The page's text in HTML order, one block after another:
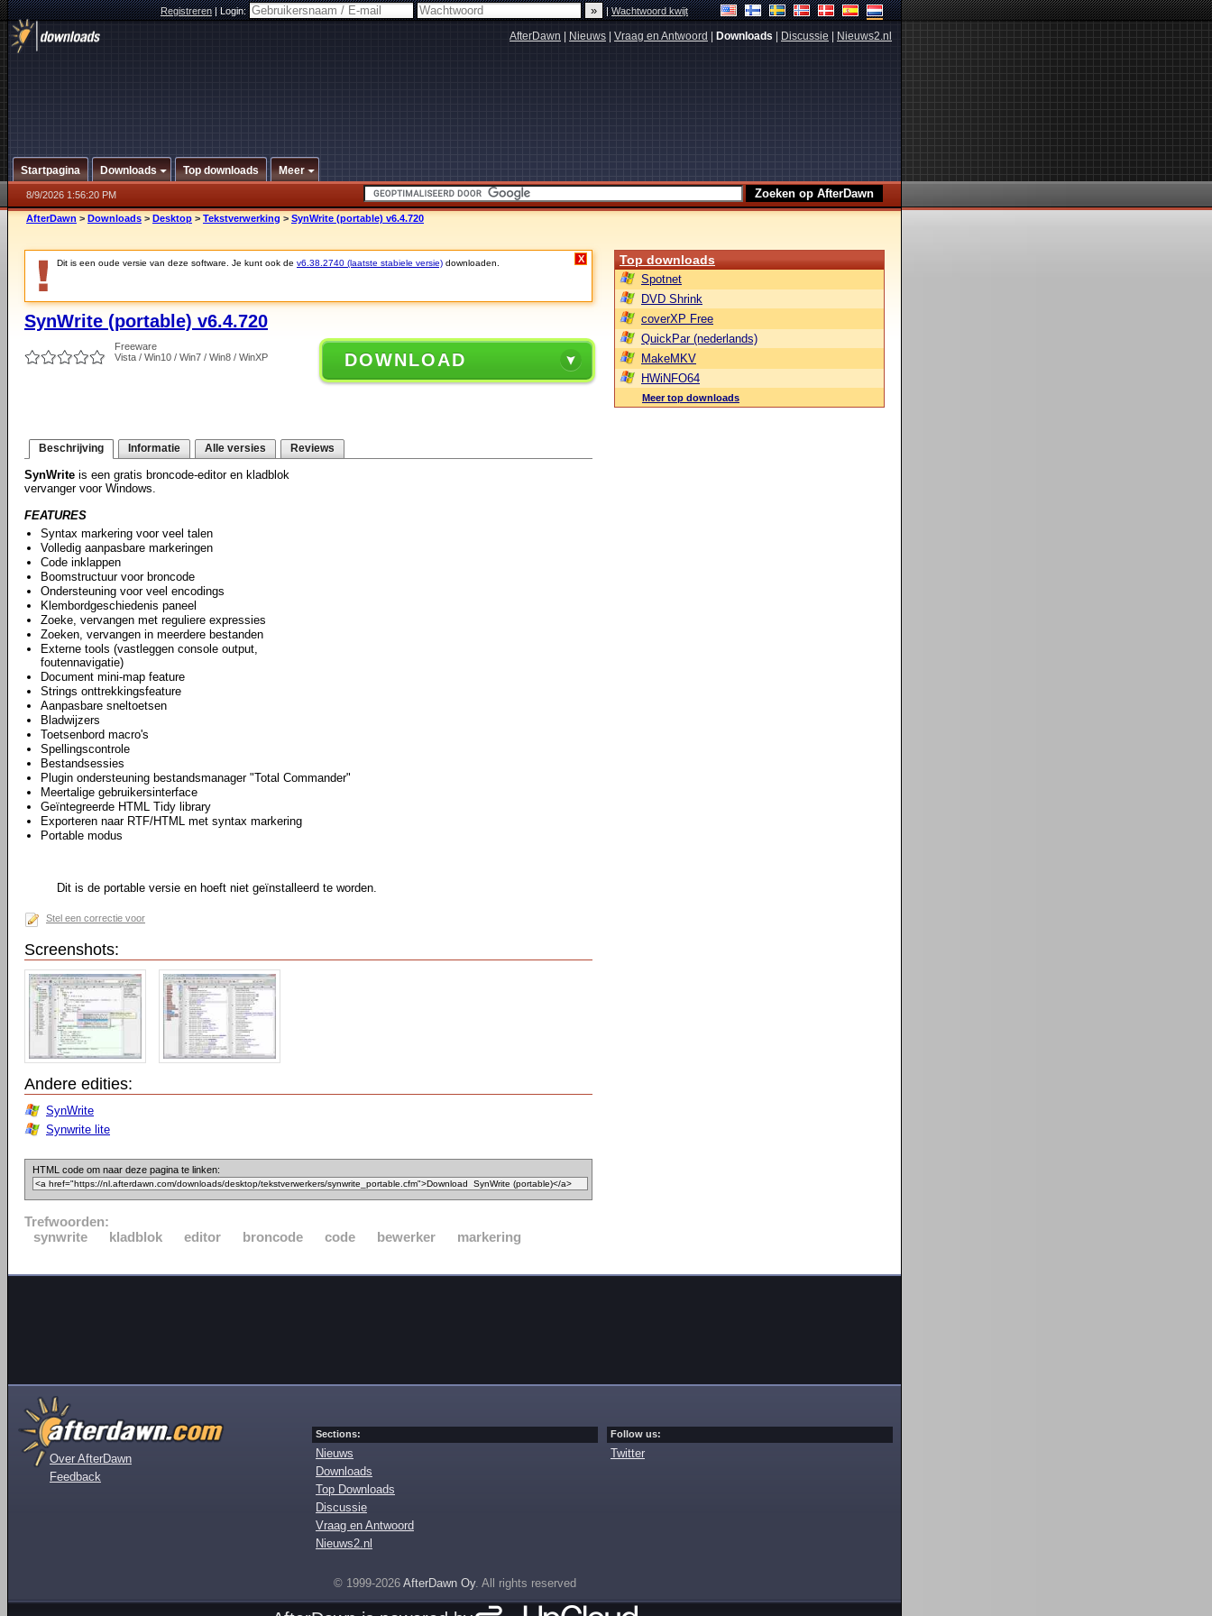
Registreren|Login: |Wachtwoord kwijt
AfterDawn Nieuws Vraag en Antwoord Downloads Discussie Nieuws2.nl
Startpagina Downloads Top downloads Meer
8/9/2026 1:56:20 PM
AfterDawn > Downloads > Desktop > Tekstverwerking > SynWrite (portable) v6.4.720
Dit is een oude versie van deze software. Je kunt ook de v6.38.2740 (laatste stabiele versie) downloaden. X
SynWrite (portable) v6.4.720
Freeware
Vista / Win10 / Win7 / Win8 / WinXP
DOWNLOAD
Beschrijving Informatie Alle versies Reviews
SynWrite is een gratis broncode-editor en kladblok
vervanger voor Windows.
FEATURES
Syntax markering voor veel talen
Volledig aanpasbare markeringen
Code inklappen
Boomstructuur voor broncode
Ondersteuning voor veel encodings
Klembordgeschiedenis paneel
Zoeke, vervangen met reguliere expressies
Zoeken, vervangen in meerdere bestanden
Externe tools (vastleggen console output,
foutennavigatie)
Document mini-map feature
Strings onttrekkingsfeature
Aanpasbare sneltoetsen
Bladwijzers
Toetsenbord macro's
Spellingscontrole
Bestandsessies
Plugin ondersteuning bestandsmanager "Total Commander"
Meertalige gebruikersinterface
Geïntegreerde HTML Tidy library
Exporteren naar RTF/HTML met syntax markering
Portable modus
Dit is de portable versie en hoeft niet geïnstalleerd te worden.
Stel een correctie voor
Screenshots:
Andere edities:
SynWrite
Synwrite lite
HTML code om naar deze pagina te linken:
Trefwoorden:
synwrite
kladblok editor broncode code bewerker markering
Top downloads
Spotnet
DVD Shrink
coverXP Free
QuickPar (nederlands)
MakeMKV
HWiNFO64
Meer top downloads
Over AfterDawn
Feedback
Sections:
Nieuws
Downloads
Top Downloads
Discussie
Vraag en Antwoord
Nieuws2.nl
Follow us:
Twitter
© 1999-2026 AfterDawn Oy. All rights reserved